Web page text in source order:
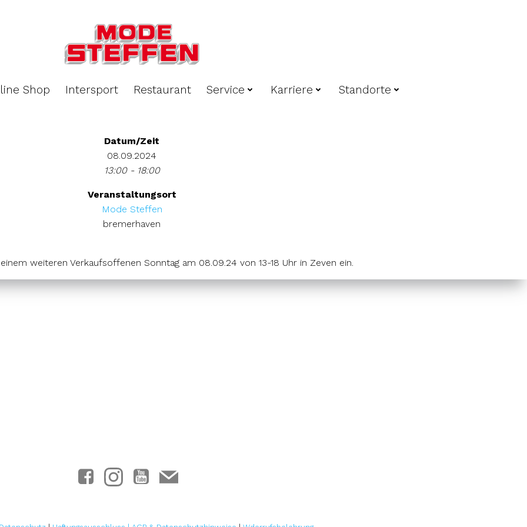
Shop Intersport Restaurant Service Karriere Standorte
Datum/Zeit
08.09.2024
13:00 - 18:00
Veranstaltungsort
Mode Steffen
bremerhaven
weiteren Verkaufsoffenen Sonntag am 08.09.24 von 13-18 Uhr in Zeven ein.